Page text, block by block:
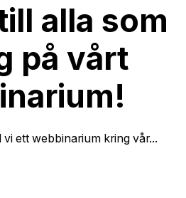
alla som
på vårt
vi ett webbinarium kring vår...